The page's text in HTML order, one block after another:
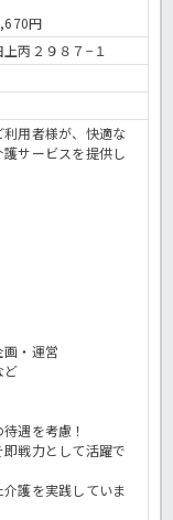
違いなし♪残業も月
の方も安心して勤務
での介護業務全般
円
丙２９８７−１
用者様が、快適な
サービスを提供し
・運営
遇を考慮！
戦力として活躍で
護を実践していま